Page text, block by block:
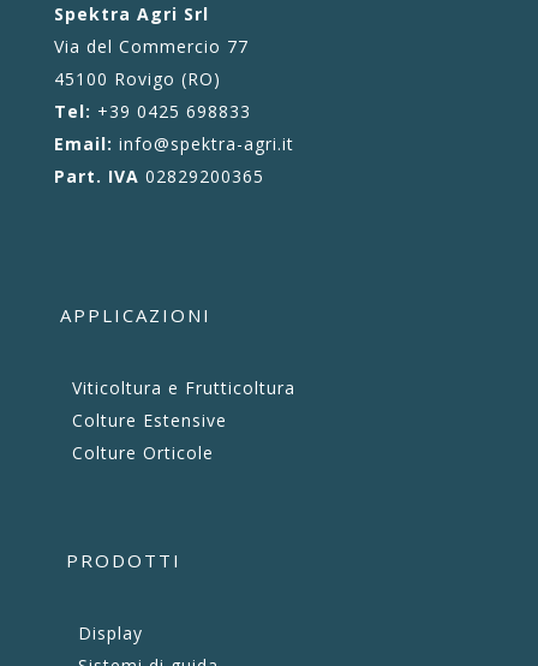
Spektra Agri Srl
Via del Commercio 77
45100 Rovigo (RO)
Tel: +39 0425 698833
Email: info@spektra-agri.it
Part. IVA 02829200365
APPLICAZIONI
Viticoltura e Frutticoltura
Colture Estensive
Colture Orticole
PRODOTTI
Display